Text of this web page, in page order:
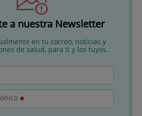
a nuestra Newsletter
en tu correo, noticias y
de salud, para ti y los tuyos.